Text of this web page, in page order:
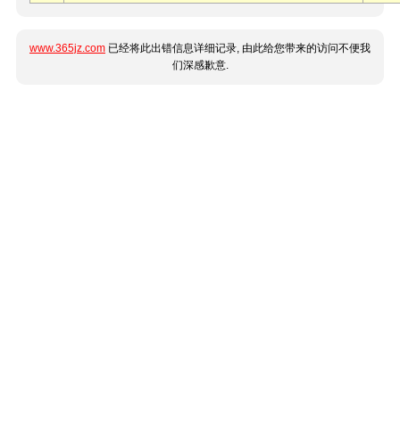
www.365jz.com 已经将此出错信息详细记录, 由此给您带来的访问不便我
们深感歉意.